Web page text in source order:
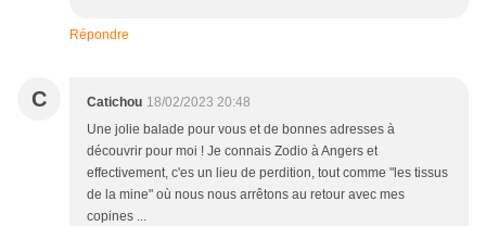
Répondre
C Catichou 18/02/2023 20:48
Une jolie balade pour vous et de bonnes adresses à
découvrir pour moi ! Je connais Zodio à Angers et
effectivement, c'es un lieu de perdition, tout comme "les tissus
de la mine" où nous nous arrêtons au retour avec mes
copines ...